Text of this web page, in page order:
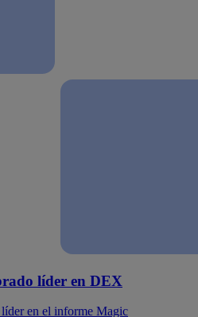
líder en DEX
en el informe Magic